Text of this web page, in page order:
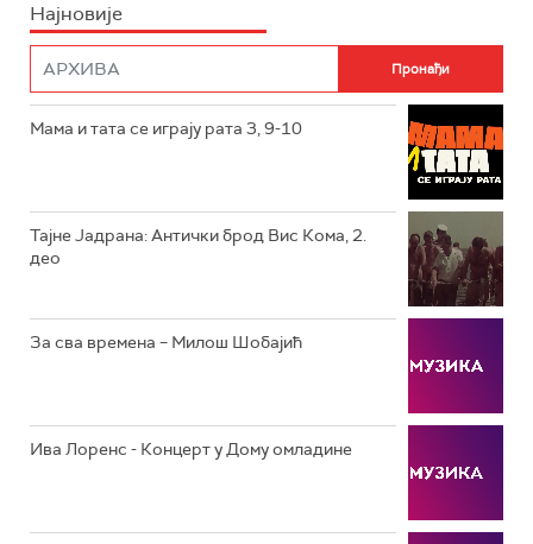
РТС ЖИВОТ
РТС КОЛО
Најновије
Мама и тата се играју рата 3, 9-10
Тајне Јадрана: Антички брод Вис Кома, 2.
део
За сва времена – Милош Шобајић
Ива Лоренс - Концерт у Дому омладине